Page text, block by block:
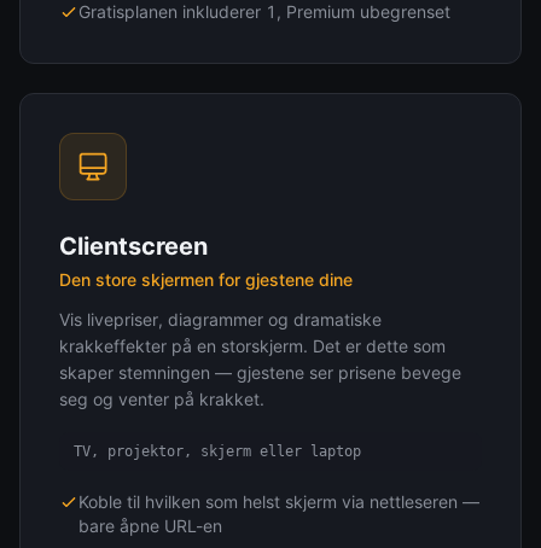
Gratisplanen inkluderer 1, Premium ubegrenset
Clientscreen
Den store skjermen for gjestene dine
Vis livepriser, diagrammer og dramatiske
krakkeffekter på en storskjerm. Det er dette som
skaper stemningen — gjestene ser prisene bevege
seg og venter på krakket.
TV, projektor, skjerm eller laptop
Koble til hvilken som helst skjerm via nettleseren —
bare åpne URL-en